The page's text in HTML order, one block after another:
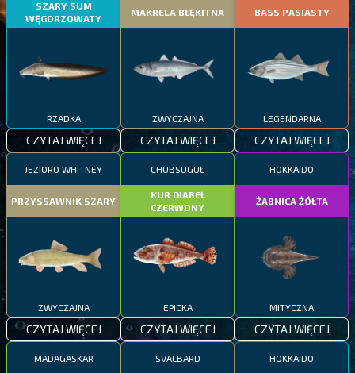
SZARY SUM
WĘGORZOWATY
RZADKA
CZYTAJ WIĘCEJ
MAKRELA BŁĘKITNA
ZWYCZAJNA
CZYTAJ WIĘCEJ
BASS PASIASTY
LEGENDARNA
CZYTAJ WIĘCEJ
JEZIORO WHITNEY
PRZYSSAWNIK SZARY
ZWYCZAJNA
CZYTAJ WIĘCEJ
CHUBSUGUŁ
KUR DIABEŁ
CZERWONY
EPICKA
CZYTAJ WIĘCEJ
HOKKAIDO
ŻABNICA ŻÓŁTA
MITYCZNA
CZYTAJ WIĘCEJ
MADAGASKAR SVALBARD HOKKAIDO